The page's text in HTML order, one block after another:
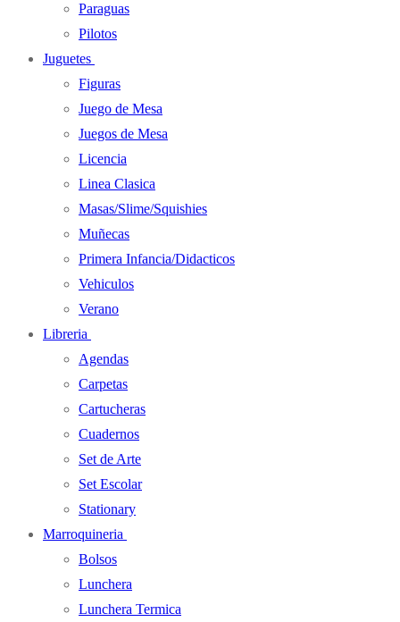
Paraguas
Pilotos
Juguetes
Figuras
Juego de Mesa
Juegos de Mesa
Licencia
Linea Clasica
Masas/Slime/Squishies
Muñecas
Primera Infancia/Didacticos
Vehiculos
Verano
Libreria
Agendas
Carpetas
Cartucheras
Cuadernos
Set de Arte
Set Escolar
Stationary
Marroquineria
Bolsos
Lunchera
Lunchera Termica